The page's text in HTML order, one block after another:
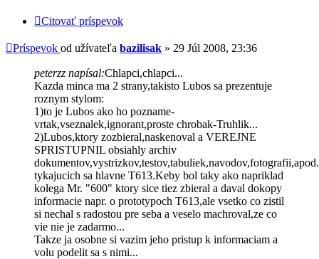
Citovať príspevok
Príspevok od užívateľa bazilisak » 29 Júl 2008, 23:36
peterzz napísal:Chlapci,chlapci...
Kazda minca ma 2 strany,takisto Lubos sa prezentuje
roznym stylom:
1)to je Lubos ako ho pozname-
vrtak,vseznalek,ignorant,proste chrobak-Truhlik...
2)Lubos,ktory zozbieral,naskenoval a VEREJNE
SPRISTUPNIL obsiahly archiv
dokumentov,vystrizkov,testov,tabuliek,navodov,fotografii,apod.
tykajucich sa hlavne T613.Keby bol taky ako napriklad
kolega Mr. "600" ktory sice tiez zbieral a daval dokopy
informacie napr. o prototypoch T613,ale vsetko co zistil
si nechal s radostou pre seba a veselo machroval,ze co
vie nie je zadarmo...
Takze ja osobne si vazim jeho pristup k informaciam a
volu podelit sa s nimi...